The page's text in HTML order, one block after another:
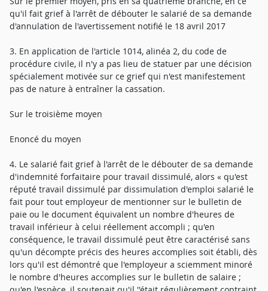
qu'il fait grief à l'arrêt de débouter le salarié de sa demande
d'annulation de l'avertissement notifié le 18 avril 2017
3. En application de l'article 1014, alinéa 2, du code de
procédure civile, il n'y a pas lieu de statuer par une décision
spécialement motivée sur ce grief qui n'est manifestement
pas de nature à entraîner la cassation.
Sur le troisième moyen
Enoncé du moyen
4. Le salarié fait grief à l'arrêt de le débouter de sa demande
d'indemnité forfaitaire pour travail dissimulé, alors « qu'est
réputé travail dissimulé par dissimulation d'emploi salarié le
fait pour tout employeur de mentionner sur le bulletin de
paie ou le document équivalent un nombre d'heures de
travail inférieur à celui réellement accompli ; qu'en
conséquence, le travail dissimulé peut être caractérisé sans
qu'un décompte précis des heures accomplies soit établi, dès
lors qu'il est démontré que l'employeur a sciemment minoré
le nombre d'heures accomplies sur le bulletin de salaire ;